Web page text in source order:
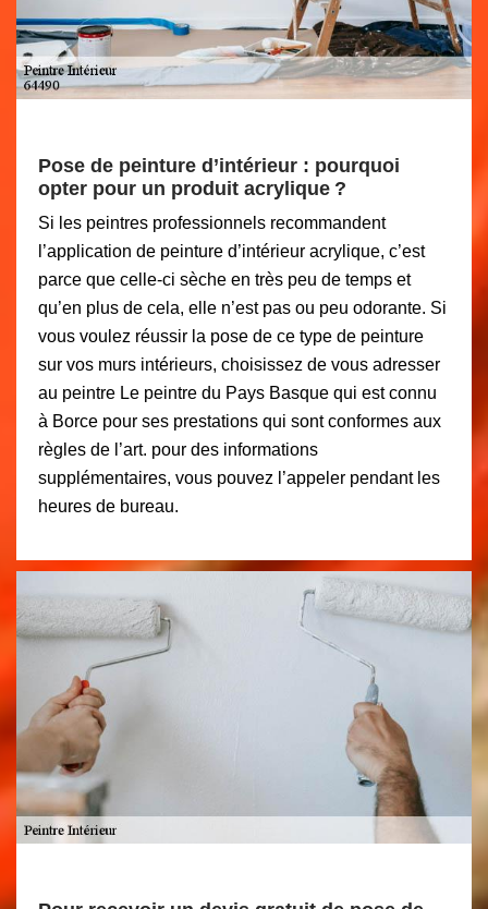
Pose de peinture d’intérieur : pourquoi
opter pour un produit acrylique ?
Si les peintres professionnels recommandent
l’application de peinture d’intérieur acrylique, c’est
parce que celle-ci sèche en très peu de temps et
qu’en plus de cela, elle n’est pas ou peu odorante. Si
vous voulez réussir la pose de ce type de peinture
sur vos murs intérieurs, choisissez de vous adresser
au peintre Le peintre du Pays Basque qui est connu
à Borce pour ses prestations qui sont conformes aux
règles de l’art. pour des informations
supplémentaires, vous pouvez l’appeler pendant les
heures de bureau.